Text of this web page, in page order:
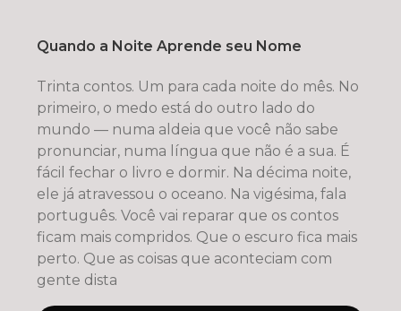
Quando a Noite Aprende seu Nome
Trinta contos. Um para cada noite do mês. No
primeiro, o medo está do outro lado do
mundo — numa aldeia que você não sabe
pronunciar, numa língua que não é a sua. É
fácil fechar o livro e dormir. Na décima noite,
ele já atravessou o oceano. Na vigésima, fala
português. Você vai reparar que os contos
ficam mais compridos. Que o escuro fica mais
perto. Que as coisas que aconteciam com
gente dista